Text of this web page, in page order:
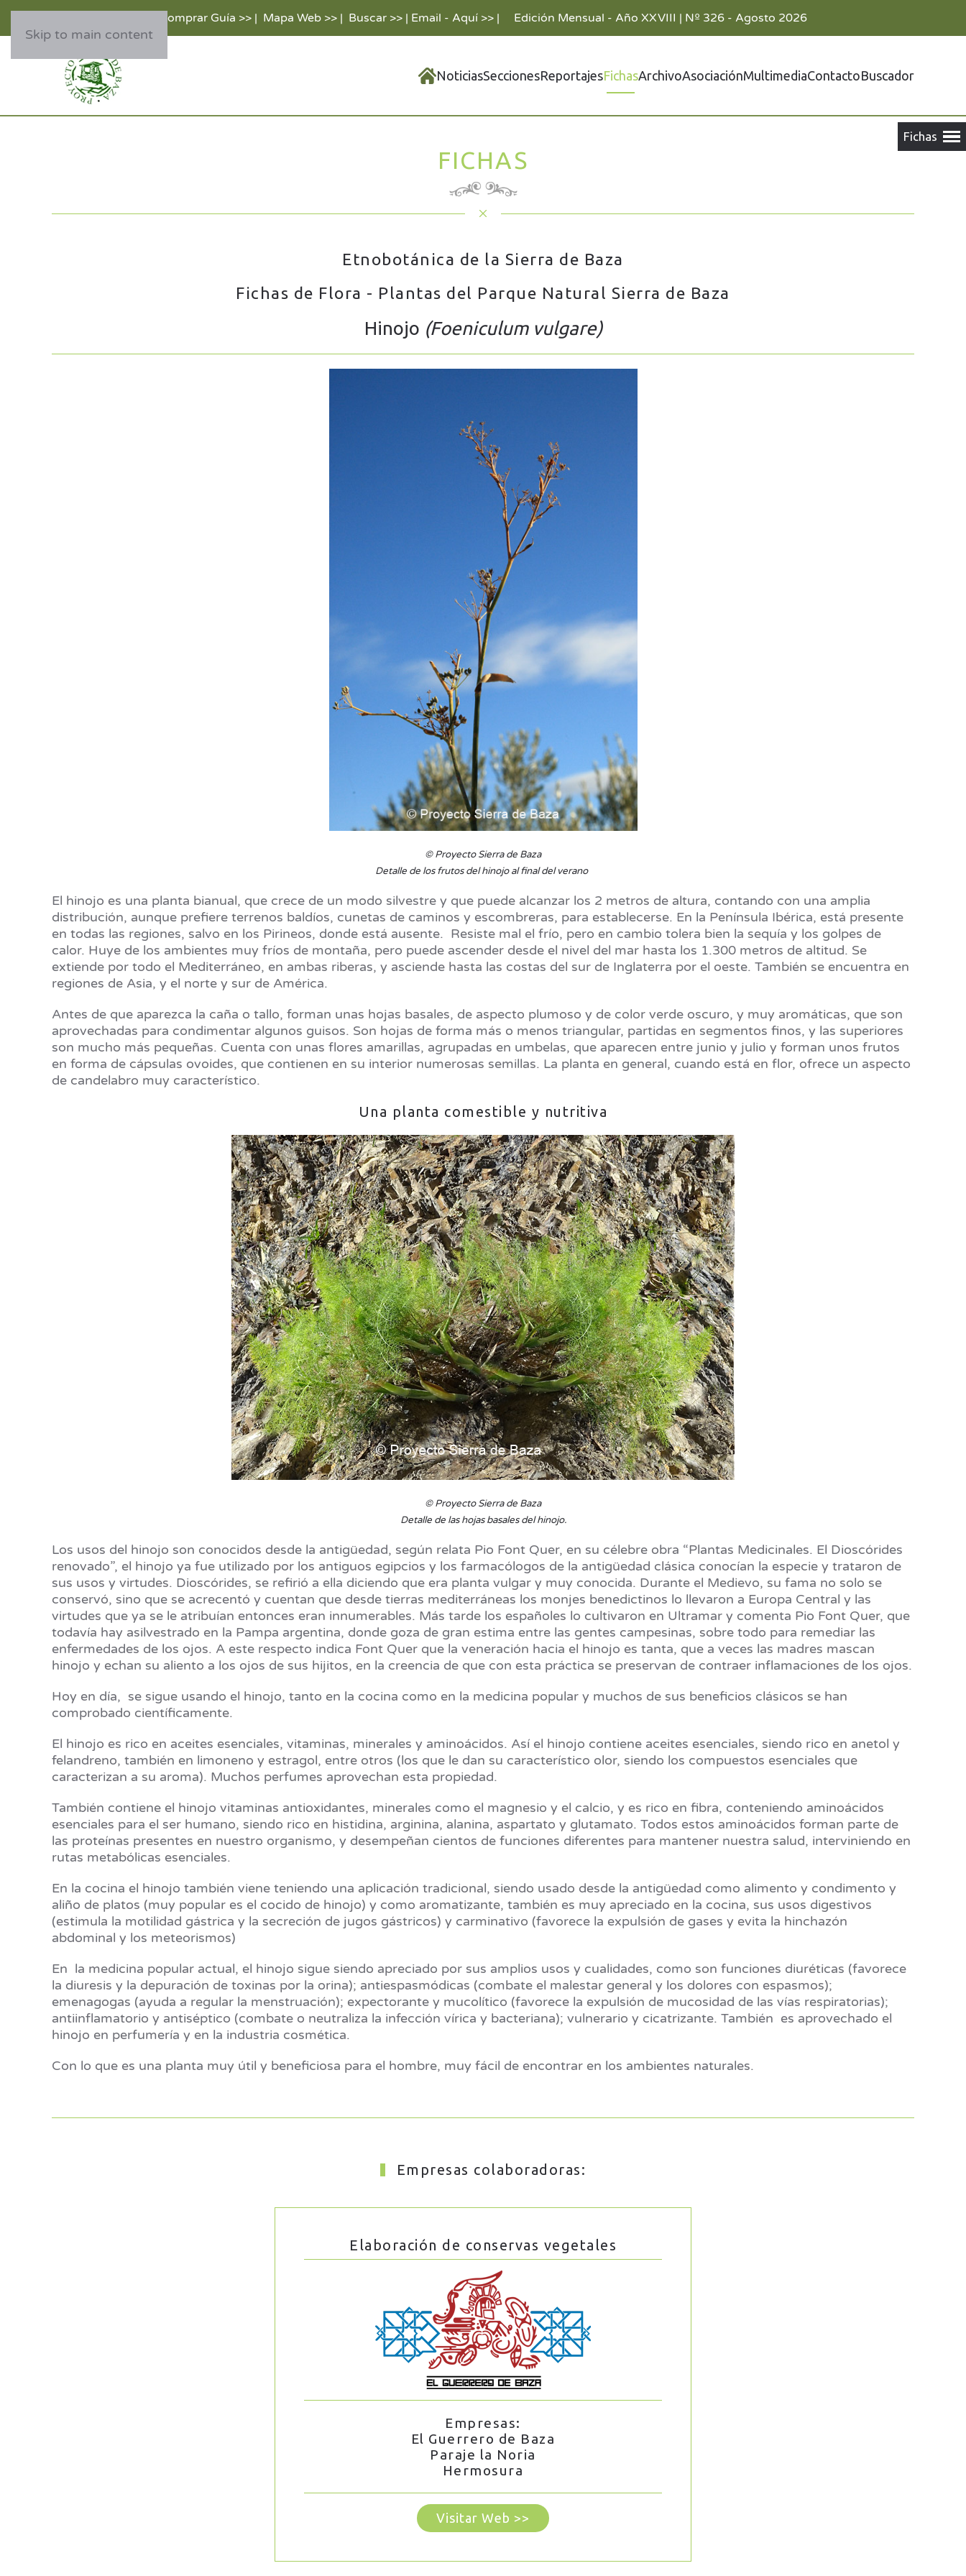
Skip to main content
Comprar Guía >>| Mapa Web >>| Buscar >>| Email - Aquí >>| Edición Mensual - Año XXVIII | Nº 326 - Agosto 2026
NoticiasSeccionesReportajesFichasArchivoAsociaciónMultimediaContactoBuscador
FICHAS
Etnobotánica de la Sierra de Baza
Fichas de Flora - Plantas del Parque Natural Sierra de Baza
Hinojo (Foeniculum vulgare)
© Proyecto Sierra de Baza
Detalle de los frutos del hinojo al final del verano
El hinojo es una planta bianual, que crece de un modo silvestre y que puede alcanzar los 2 metros de altura, contando con una amplia
distribución, aunque prefiere terrenos baldíos, cunetas de caminos y escombreras, para establecerse. En la Península Ibérica, está presente
en todas las regiones, salvo en los Pirineos, donde está ausente. Resiste mal el frío, pero en cambio tolera bien la sequía y los golpes de
calor. Huye de los ambientes muy fríos de montaña, pero puede ascender desde el nivel del mar hasta los 1.300 metros de altitud. Se
extiende por todo el Mediterráneo, en ambas riberas, y asciende hasta las costas del sur de Inglaterra por el oeste. También se encuentra en
regiones de Asia, y el norte y sur de América.
Antes de que aparezca la caña o tallo, forman unas hojas basales, de aspecto plumoso y de color verde oscuro, y muy aromáticas, que son
aprovechadas para condimentar algunos guisos. Son hojas de forma más o menos triangular, partidas en segmentos finos, y las superiores
son mucho más pequeñas. Cuenta con unas flores amarillas, agrupadas en umbelas, que aparecen entre junio y julio y forman unos frutos
en forma de cápsulas ovoides, que contienen en su interior numerosas semillas. La planta en general, cuando está en flor, ofrece un aspecto
de candelabro muy característico.
Una planta comestible y nutritiva
© Proyecto Sierra de Baza
Detalle de las hojas basales del hinojo.
Los usos del hinojo son conocidos desde la antigüedad, según relata Pio Font Quer, en su célebre obra “Plantas Medicinales. El Dioscórides
renovado”, el hinojo ya fue utilizado por los antiguos egipcios y los farmacólogos de la antigüedad clásica conocían la especie y trataron de
sus usos y virtudes. Dioscórides, se refirió a ella diciendo que era planta vulgar y muy conocida. Durante el Medievo, su fama no solo se
conservó, sino que se acrecentó y cuentan que desde tierras mediterráneas los monjes benedictinos lo llevaron a Europa Central y las
virtudes que ya se le atribuían entonces eran innumerables. Más tarde los españoles lo cultivaron en Ultramar y comenta Pio Font Quer, que
todavía hay asilvestrado en la Pampa argentina, donde goza de gran estima entre las gentes campesinas, sobre todo para remediar las
enfermedades de los ojos. A este respecto indica Font Quer que la veneración hacia el hinojo es tanta, que a veces las madres mascan
hinojo y echan su aliento a los ojos de sus hijitos, en la creencia de que con esta práctica se preservan de contraer inflamaciones de los ojos.
Hoy en día, se sigue usando el hinojo, tanto en la cocina como en la medicina popular y muchos de sus beneficios clásicos se han
comprobado científicamente.
El hinojo es rico en aceites esenciales, vitaminas, minerales y aminoácidos. Así el hinojo contiene aceites esenciales, siendo rico en anetol y
felandreno, también en limoneno y estragol, entre otros (los que le dan su característico olor, siendo los compuestos esenciales que
caracterizan a su aroma). Muchos perfumes aprovechan esta propiedad.
También contiene el hinojo vitaminas antioxidantes, minerales como el magnesio y el calcio, y es rico en fibra, conteniendo aminoácidos
esenciales para el ser humano, siendo rico en histidina, arginina, alanina, aspartato y glutamato. Todos estos aminoácidos forman parte de
las proteínas presentes en nuestro organismo, y desempeñan cientos de funciones diferentes para mantener nuestra salud, interviniendo en
rutas metabólicas esenciales.
En la cocina el hinojo también viene teniendo una aplicación tradicional, siendo usado desde la antigüedad como alimento y condimento y
aliño de platos (muy popular es el cocido de hinojo) y como aromatizante, también es muy apreciado en la cocina, sus usos digestivos
(estimula la motilidad gástrica y la secreción de jugos gástricos) y carminativo (favorece la expulsión de gases y evita la hinchazón
abdominal y los meteorismos)
En la medicina popular actual, el hinojo sigue siendo apreciado por sus amplios usos y cualidades, como son funciones diuréticas (favorece
la diuresis y la depuración de toxinas por la orina); antiespasmódicas (combate el malestar general y los dolores con espasmos);
emenagogas (ayuda a regular la menstruación); expectorante y mucolítico (favorece la expulsión de mucosidad de las vías respiratorias);
antiinflamatorio y antiséptico (combate o neutraliza la infección vírica y bacteriana); vulnerario y cicatrizante. También es aprovechado el
hinojo en perfumería y en la industria cosmética.
Con lo que es una planta muy útil y beneficiosa para el hombre, muy fácil de encontrar en los ambientes naturales.
Empresas colaboradoras:
Elaboración de conservas vegetales
Empresas:
El Guerrero de Baza
Paraje la Noria
Hermosura
Visitar Web >>